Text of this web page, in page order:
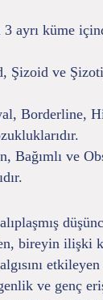
ayrı küme
Şizoid ve
Borderline,
Bağımlı ve
bireyin ilişki
ve genç